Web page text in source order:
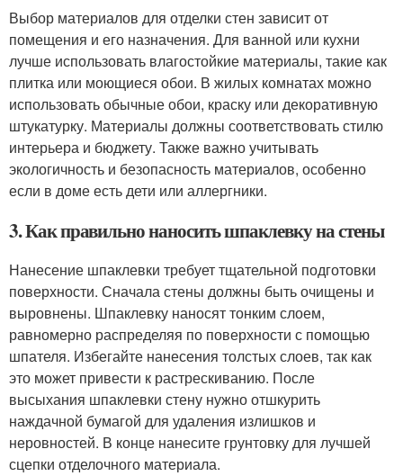
Выбор материалов для отделки стен зависит от
помещения и его назначения. Для ванной или кухни
лучше использовать влагостойкие материалы, такие как
плитка или моющиеся обои. В жилых комнатах можно
использовать обычные обои, краску или декоративную
штукатурку. Материалы должны соответствовать стилю
интерьера и бюджету. Также важно учитывать
экологичность и безопасность материалов, особенно
если в доме есть дети или аллергники.
3. Как правильно наносить шпаклевку на стены
Нанесение шпаклевки требует тщательной подготовки
поверхности. Сначала стены должны быть очищены и
выровнены. Шпаклевку наносят тонким слоем,
равномерно распределяя по поверхности с помощью
шпателя. Избегайте нанесения толстых слоев, так как
это может привести к растрескиванию. После
высыхания шпаклевки стену нужно отшкурить
наждачной бумагой для удаления излишков и
неровностей. В конце нанесите грунтовку для лучшей
сцепки отделочного материала.